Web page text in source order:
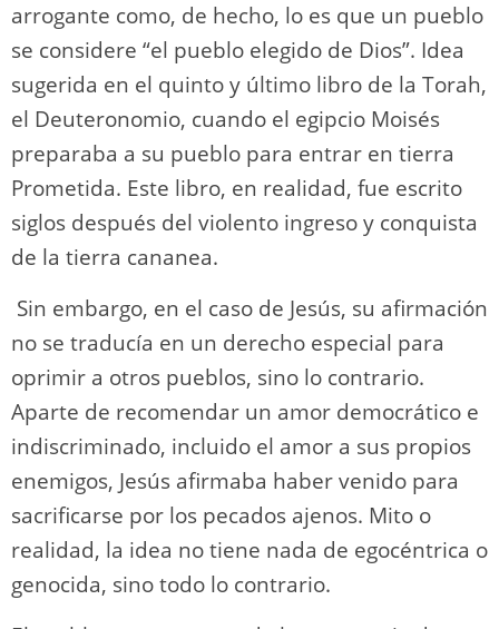
arrogante como, de hecho, lo es que un pueblo
se considere “el pueblo elegido de Dios”. Idea
sugerida en el quinto y último libro de la Torah,
el Deuteronomio, cuando el egipcio Moisés
preparaba a su pueblo para entrar en tierra
Prometida. Este libro, en realidad, fue escrito
siglos después del violento ingreso y conquista
de la tierra cananea.
Sin embargo, en el caso de Jesús, su afirmación
no se traducía en un derecho especial para
oprimir a otros pueblos, sino lo contrario.
Aparte de recomendar un amor democrático e
indiscriminado, incluido el amor a sus propios
enemigos, Jesús afirmaba haber venido para
sacrificarse por los pecados ajenos. Mito o
realidad, la idea no tiene nada de egocéntrica o
genocida, sino todo lo contrario.